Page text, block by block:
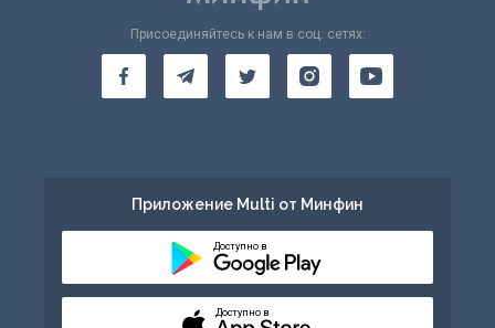
Присоединяйтесь к нам в соц. сетях:
Приложение Multi от Минфин
Доступно в
Доступно в